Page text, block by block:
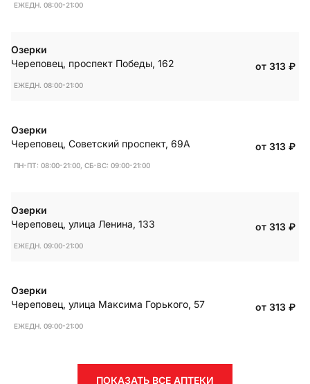
ЕЖЕДН. 08:00-21:00
Озерки
Череповец, проспект Победы, 162
ЕЖЕДН. 08:00-21:00
от 313 ₽
Озерки
Череповец, Советский проспект, 69А
ПН-ПТ: 08:00-21:00, СБ-ВС: 09:00-21:00
от 313 ₽
Озерки
Череповец, улица Ленина, 133
ЕЖЕДН. 09:00-21:00
от 313 ₽
Озерки
Череповец, улица Максима Горького, 57
ЕЖЕДН. 09:00-21:00
от 313 ₽
ПОКАЗАТЬ ВСЕ АПТЕКИ